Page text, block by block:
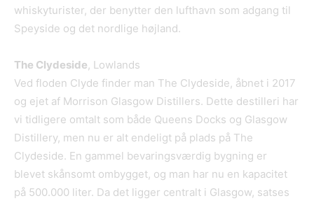
whiskyturister, der benytter den lufthavn som adgang til
Speyside og det nordlige højland.
The Clydeside, Lowlands
Ved floden Clyde finder man The Clydeside, åbnet i 2017
og ejet af Morrison Glasgow Distillers. Dette destilleri har
vi tidligere omtalt som både Queens Docks og Glasgow
Distillery, men nu er alt endeligt på plads på The
Clydeside. En gammel bevaringsværdig bygning er
blevet skånsomt ombygget, og man har nu en kapacitet
på 500.000 liter. Da det ligger centralt i Glasgow, satses